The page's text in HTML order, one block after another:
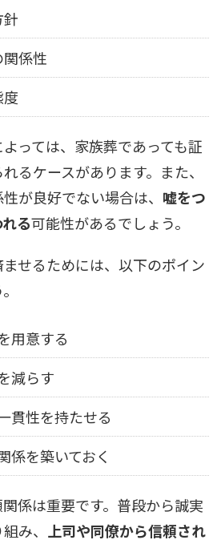
関係性
っては、家族葬であっても証
るケースがあります。また、
が良好でない場合は、 嘘をつ
る可能性があるでしょう。
せるためには、以下のポイン
用意する
減らす
貫性を持たせる
係を築いておく
係は重要です。普段から誠実
み、 上司や同僚から信頼され